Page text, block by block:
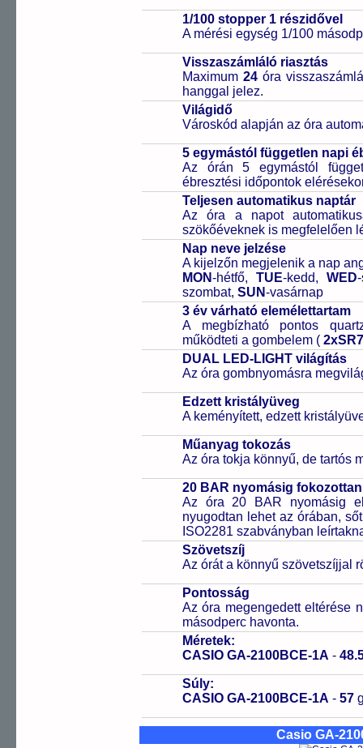
1/100 stopper 1 részidővel
A mérési egység 1/100
Visszaszámláló riasztás
Maximum24 óra
hanggal jelez.
Világidő
Városkód alapján az óra
5 egymástól független napi
Az órán 5 egymástól
ébresztési időpontok
Teljesen automatikus naptár
Az óra a napot
szökőéveknek is megfelelően
Nap neve jelzése
A kijelzőn megjelenik a nap
MON-hétfő, TUE-kedd, WED
szombat, SUN-vasárnap
3 év várható elemélettartam
A megbízható pontos
működteti a gombelem (
DUAL LED-LIGHT világítás
Az óra gombnyomásra
Edzett kristályüveg
A keményített, edzett
Műanyag tokozás
Az óra tokja könnyű, de tartós
20 BAR nyomásig
Az óra 20 BAR nyomásig
nyugodtan lehet az órában,
ISO2281 szabványban
Szövetszíj
Az órát a könnyű szövetszíjjal
Pontosság
Az óra megengedett eltérése
másodperc havonta.
Méretek:
CASIO GA-2100BCE-1A -
Súly:
CASIO GA-2100BCE-1A - 57
Casio GA-